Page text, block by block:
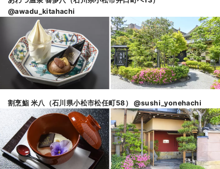
@awadu_kitahachi
割烹鮨 米八（石川県小松市松任町58） @sushi_yonehachi